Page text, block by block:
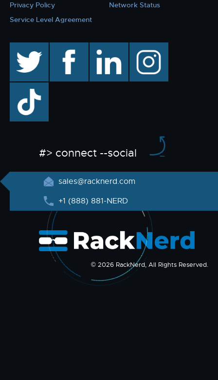
Privacy Policy
Service Level Agreement
Network Status
facebook linkedin instagram
TikTok
#> connect --social
sales@racknerd.com
+1 (888) 881-NERD
© 2026 RackNerd, All Rights Reserved.